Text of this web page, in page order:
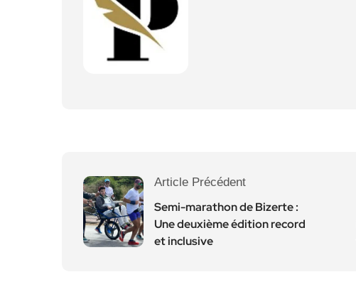
Article Précédent
Semi-marathon de Bizerte :
Une deuxième édition record
et inclusive